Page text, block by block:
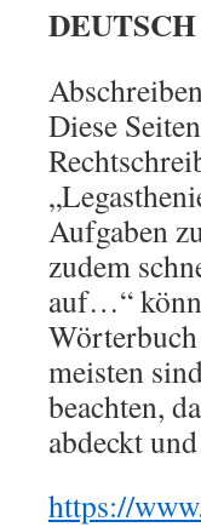
DEUTSCH
Diese
Aufgaben
zudem
auf…“
meisten
beachten,
abdeckt
https://